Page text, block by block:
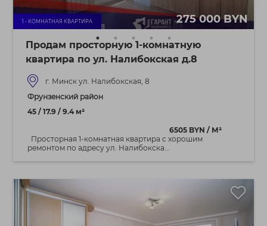
1 - КОМНАТНАЯ КВАРТИРА 275 000 BYN
Продам просторную 1-комнатную
квартира по ул. Налибокская д.8
г. Минск ул. Налибокская, 8
Фрунзенский район
45 / 17.9 / 9.4 м²
6505 BYN / М²
Просторная 1-комнатная квартира с хорошим
ремонтом по адресу ул. Налибокска...